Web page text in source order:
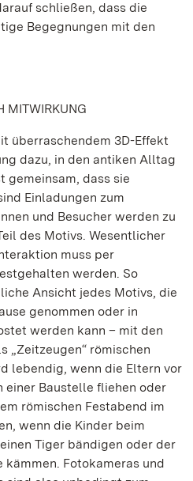
schließen, dass die
Begegnungen mit den
MITWIRKUNG
überraschendem 3D-Effekt
dazu, in den antiken Alltag
gemeinsam, dass sie
Einladungen zum
und Besucher werden zu
des Motivs. Wesentlicher
muss per
werden. So
Ansicht jedes Motivs, die
genommen oder in
werden kann – mit den
„Zeitzeugen“ römischen
lebendig, wenn die Eltern vor
einer Baustelle fliehen oder
römischen Festabend im
wenn die Kinder beim
Tiger bändigen oder der
kämmen. Fotokameras und